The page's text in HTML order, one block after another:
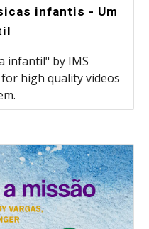
infantis - Um
infantil" by IMS
high quality videos